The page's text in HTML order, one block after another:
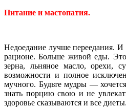
Питание и мастопатия.
Недоедание лучше переедания.
рационе. Больше живой еды.
зерна, льняное масло, орехи,
возможности и полное
мучного. Будьте мудры —
знать порцию свою и не
здоровье сказываются и все диеты.